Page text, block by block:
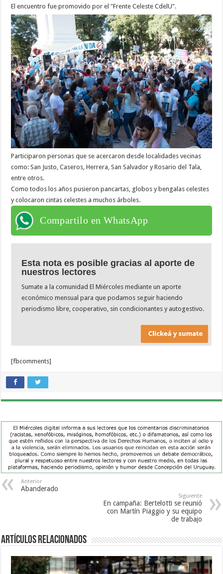
El encuentro fue promovido por el "Frente Celeste CdelU".
Participaron personas que se acercaron desde localidades vecinas
como: San Justo, Caseros, Herrera, San Salvador y Rosario del Tala,
entre otros.
Como todos los años pusieron pancartas, globos y bengalas celestes
y colocaron cintas celestes a muchos árboles.
Compartilo en WhatsApp
Esta nota es posible gracias al aporte de
nuestros lectores
Sumate a la comunidad El Miércoles mediante un aporte
económico mensual para que podamos seguir haciendo
periodismo libre, cooperativo, sin condicionantes y autogestivo.
[fbcomments]
Anterior
Abanderado
Siguiente
En campaña: Bertelotti se reunió
con Martín Piaggio y su equipo
de trabajo
Artículos Relacionados